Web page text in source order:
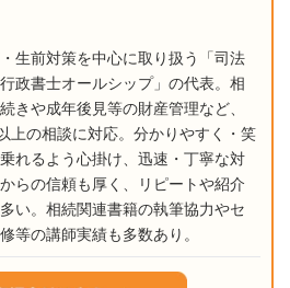
生前対策を中心に取り扱う「司法
政書士オールシップ」の代表。相
きや成年後見等の財産管理など、
上の相談に対応。分かりやすく・笑
れるよう心掛け、迅速・丁寧な対
らの信頼も厚く、リピートや紹介
い。相続関連書籍の執筆協力やセ
等の講師実績も多数あり。